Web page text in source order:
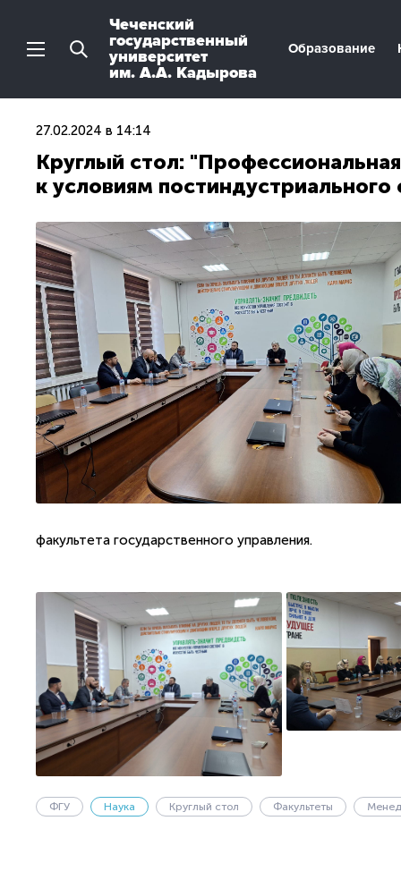
Чеченский
государственный
университет
им. А.А. Кадырова
Образование
27.02.2024 в 14:14
Круглый стол:
к условиям
факультета государственного управления.
ФГУ Наука Круглый стол Факультеты